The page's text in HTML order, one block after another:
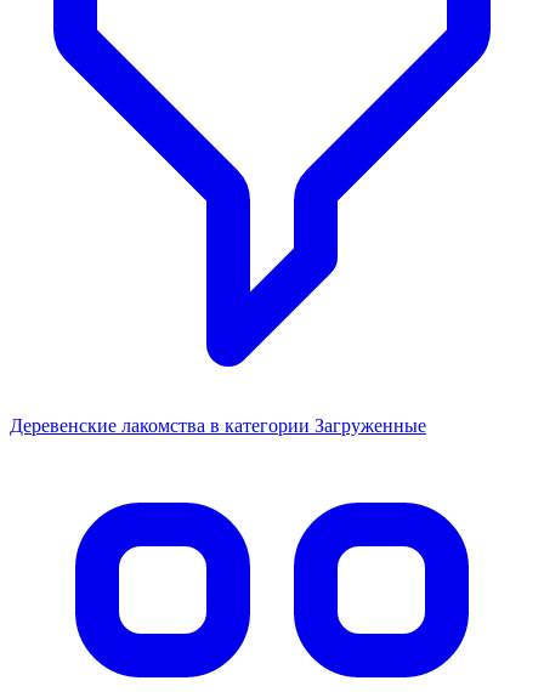
Деревенские лакомства в категории Загруженные